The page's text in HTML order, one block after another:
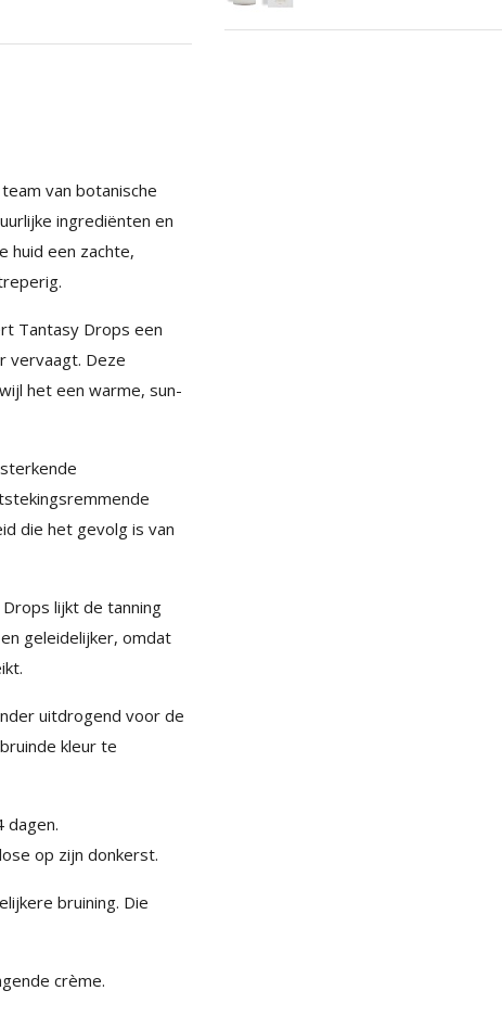
van botanische
ingrediënten en
huid een zachte,
Tantasy Drops een
vervaagt. Deze
het een warme, sun-
die het gevolg is van
lijkt de tanning
geleidelijker, omdat
uitdrogend voor de
kleur te
dagen.
op zijn donkerst.
bruining. Die
crème.